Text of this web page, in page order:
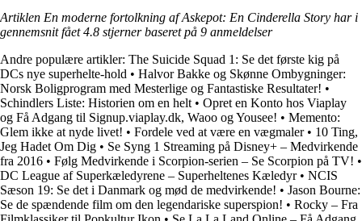
Artiklen En moderne fortolkning af Askepot: En Cinderella Story har i
gennemsnit fået4.8 stjerner baseret på 9 anmeldelser
Andre populære artikler: The Suicide Squad 1: Se det første kig på
DCs nye superhelte-hold • Halvor Bakke og Skønne Ombygninger:
Norsk Boligprogram med Mesterlige og Fantastiske Resultater! •
Schindlers Liste: Historien om en helt • Opret en Konto hos Viaplay
og Få Adgang til Signup.viaplay.dk, Waoo og Yousee! • Memento:
Glem ikke at nyde livet! • Fordele ved at være en vægmaler• 10 Ting,
Jeg Hadet Om Dig • Se Syng 1 Streaming på Disney+ – Medvirkende
fra 2016 • Følg Medvirkende i Scorpion-serien – Se Scorpion på TV! •
DC League af Superkæledyrene – Superheltenes Kæledyr• NCIS
Sæson 19: Se det i Danmark og mød de medvirkende! • Jason Bourne:
Se de spændende film om den legendariske superspion! • Rocky – Fra